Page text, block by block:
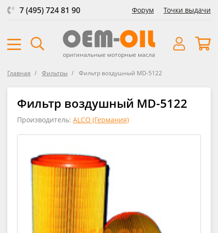
7 (495) 724 81 90 Форум Точки выдачи
оригинальные моторные масла
Главная Фильтры Фильтр воздушный MD-5122
Фильтр воздушный MD-5122
Производитель: ALCO (Германия)